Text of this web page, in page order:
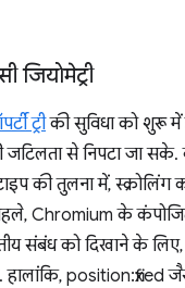
जियोमेट्री
ट्रीकी सुविधा को शुरू में
जटिलता से निपटा जा
की तुलना में, स्क्रोलिंग
से पहले, Chromium के
संबंध को दिखाने के
हालांकि, position:fixed